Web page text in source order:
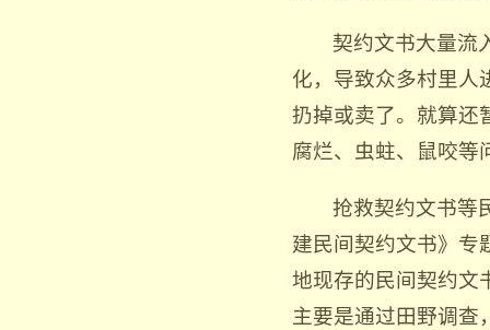
契约文书大量流
化，导致众多村里人
扔掉或卖了。就算还
腐烂、虫蛀、鼠咬等
抢救契约文书等
建民间契约文书》专
地现存的民间契约文
主要是通过田野调查